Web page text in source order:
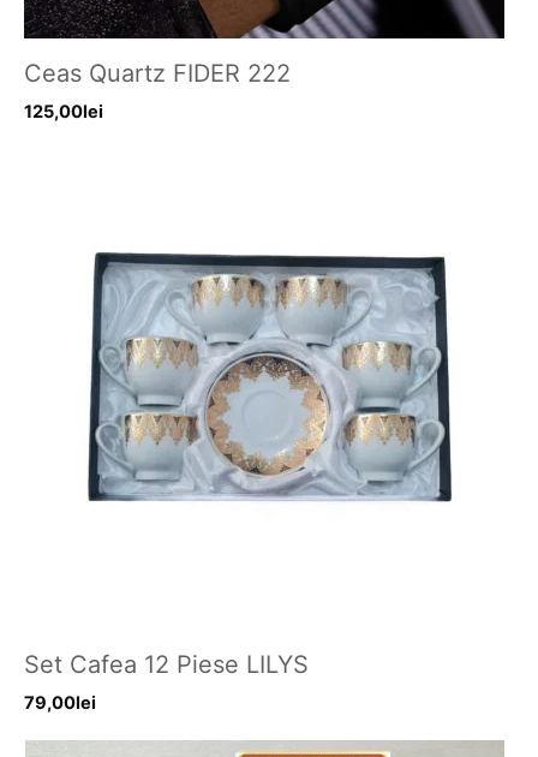
Ceas Quartz FIDER 222
125,00lei
Set Cafea 12 Piese LILYS
79,00lei